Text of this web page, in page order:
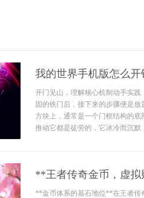
我的世界手机版怎么
开门见山，理解核心机制动手实
固的铁门后，接下来的步骤便是
方块上，通常是一个门框结构的
推动它都是徒劳的，它冰冷而沉
**王者传奇金币，虚
**金币体系的基石地位**在王者传